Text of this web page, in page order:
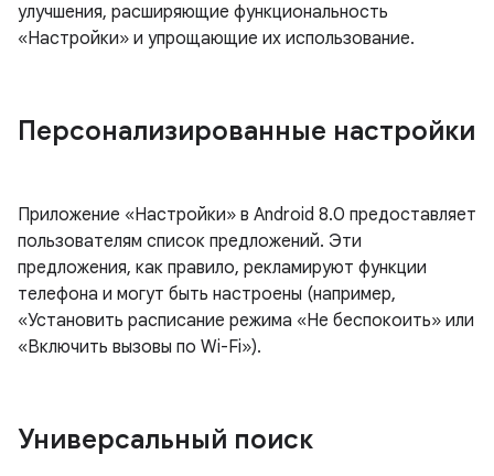
улучшения, расширяющие функциональность
«Настройки» и упрощающие их использование.
Персонализированные настройки
Приложение «Настройки» в Android 8.0 предоставляет
пользователям список предложений. Эти
предложения, как правило, рекламируют функции
телефона и могут быть настроены (например,
«Установить расписание режима «Не беспокоить» или
«Включить вызовы по Wi-Fi»).
Универсальный поиск